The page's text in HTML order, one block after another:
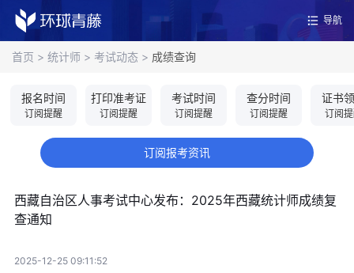
导航
首页 > 统计师 > 考试动态 > 成绩查询
报名时间
订阅提醒
打印准考证
订阅提醒
考试时间
订阅提醒
查分时间
订阅提醒
证书
订阅
订阅报考资讯
西藏自治区人事考试中心发布：2025年西藏统计师成绩复
查通知
2025-12-25 09:11:52